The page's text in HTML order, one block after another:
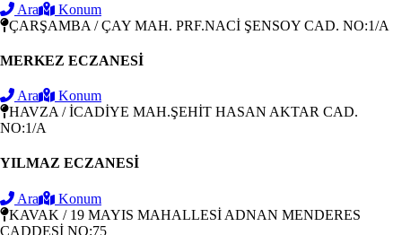
Ara
Konum
ÇARŞAMBA / ÇAY MAH. PRF.NACİ ŞENSOY CAD. NO:1/A
MERKEZ ECZANESİ
Ara
Konum
HAVZA / İCADİYE MAH.ŞEHİT HASAN AKTAR CAD.
NO:1/A
YILMAZ ECZANESİ
Ara
Konum
KAVAK / 19 MAYIS MAHALLESİ ADNAN MENDERES
CADDESİ NO:75